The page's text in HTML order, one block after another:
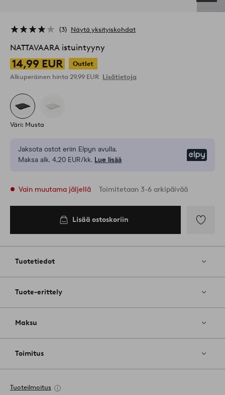
3 Näytä yksityiskohdat
NATTAVAARA istuintyyny
14,99 EUR
Outlet
Alkuperäinen hinta 29,99 EUR Lisätietoja
Väri: Musta
Jaksota ostot eriin Elpyn avulla.
Maksa alk. 4,20 EUR/kk. Lue lisää
Vain muutama jäljellä Toimitetaan 3-6 arkipäivää
Lisää ostoskoriin
Tuotetiedot
Tuote-erittely
Maksu
Toimitus
Tuoteilmoitus